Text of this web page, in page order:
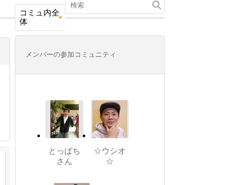
コミュ内全
体
メンバーの参加コミュニティ
とっぱち
さん
☆ウシオ
☆